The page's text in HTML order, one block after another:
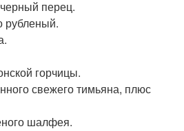
перец.
рубленый.
горчицы.
свежего тимьяна, плюс
шалфея.